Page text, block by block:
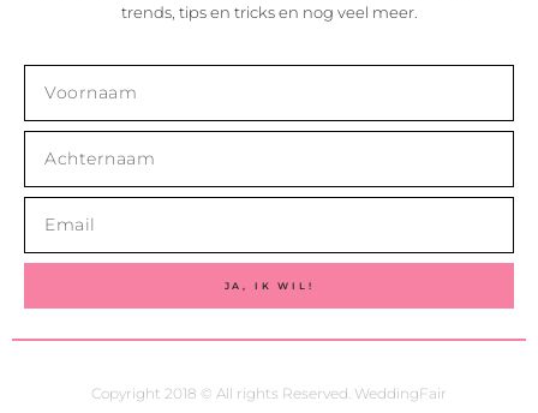
trends, tips en tricks en nog veel meer.
JA, IK WIL!
Copyright 2018 © All rights Reserved. WeddingFair